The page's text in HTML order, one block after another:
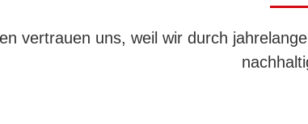
vertrauen uns, weil wir durch